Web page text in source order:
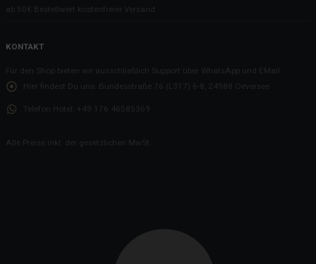
ab 50€ Bestellwert kostenfreier Versand
KONTAKT
Für den Shop bieten wir ausschließlich Support über WhatsApp und EMail
Hier findest Du uns:
Bundesstraße 76 (L317) 6-8, 24988 Oeversee
Telefon Hotel: +49 176 46585369
Alle Preise inkl. der gesetzlichen MwSt.